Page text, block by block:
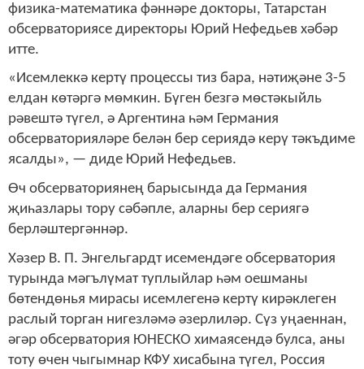
физика-математика фәннәре докторы, Татарстан
обсерваториясе директоры Юрий Нефедьев хәбәр
итте.
«Исемлеккә кертү процессы тиз бара, нәтиҗәне 3-5
елдан көтәргә мөмкин. Бүген безгә мөстәкыйль
рәвештә түгел, ә Аргентина һәм Германия
обсерваторияләре белән бер сериядә керү тәкъдиме
ясалды», — диде Юрий Нефедьев.
Өч обсерваториянең барысында да Германия
җиһазлары тору сәбәпле, аларны бер сериягә
берләштергәннәр.
Хәзер В. П. Энгельгардт исемендәге обсерватория
турында мәгълүмат туплыйлар һәм оешманы
бөтендөнья мирасы исемлегенә кертү кирәклеген
раслый торган нигезләмә әзерлиләр. Сүз уңаеннан,
әгәр обсерватория ЮНЕСКО химаясендә булса, аны
тоту өчен чыгымнар КФУ хисабына түгел, Россия